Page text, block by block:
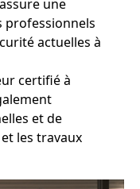
une
professionnels
actuelles à
certifié à
et de
les travaux